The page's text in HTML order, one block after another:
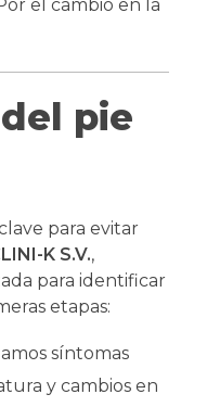
el cambio en la
pie
para evitar
K S.V.,
para identificar
etapas:
síntomas
y cambios en